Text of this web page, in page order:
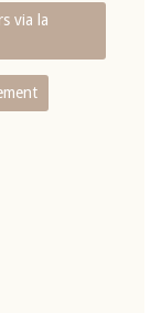
via la